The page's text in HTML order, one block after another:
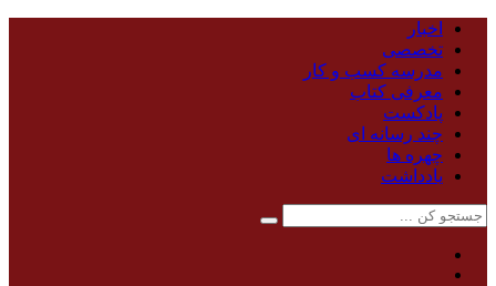
اخبار
تخصصی
مدرسه کسب و کار
معرفی کتاب
پادکست
چند رسانه ای
چهره ها
یادداشت